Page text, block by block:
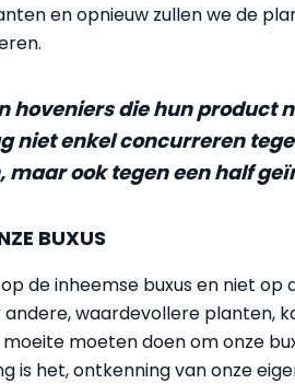
en opnieuw zullen we de
hoveniers die hun product
niet enkel concurreren
ook tegen een half
BUXUS
de inheemse buxus en niet op
waardevollere planten,
moeten doen om onze
is het, ontkenning van onze